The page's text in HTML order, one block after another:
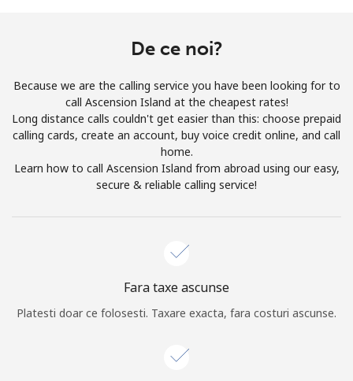
email.
Prin deschiderea unui cont pe acest site, sunt de acord cu
urmatoriiTermeni.
Inregistreaza-te
Buna!
De ce noi?
Because we are the calling service you have been looking for to
call Ascension Island at the cheapest rates!
Long distance calls couldn't get easier than this: choose prepaid
calling cards, create an account, buy voice credit online, and call
home.
Learn how to call Ascension Island from abroad using our easy,
secure & reliable calling service!
Fara taxe ascunse
Platesti doar ce folosesti. Taxare exacta, fara costuri ascunse.